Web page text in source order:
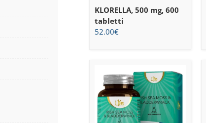
KLORELLA, 500 mg, 600
tabletti
52.00€